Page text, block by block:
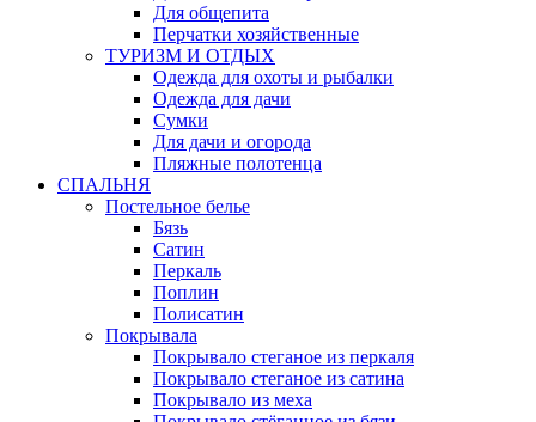
Для общепита
Перчатки хозяйственные
ТУРИЗМ И ОТДЫХ
Одежда для охоты и рыбалки
Одежда для дачи
Сумки
Для дачи и огорода
Пляжные полотенца
СПАЛЬНЯ
Постельное белье
Бязь
Сатин
Перкаль
Поплин
Полисатин
Покрывала
Покрывало стеганое из перкаля
Покрывало стеганое из сатина
Покрывало из меха